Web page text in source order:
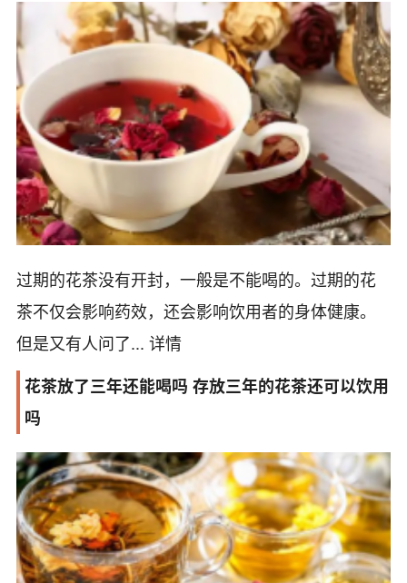
过期的花茶没有开封，一般是不能喝的。过期的花
茶不仅会影响药效，还会影响饮用者的身体健康。
但是又有人问了... 详情
花茶放了三年还能喝吗 存放三年的花茶还可以饮用
吗